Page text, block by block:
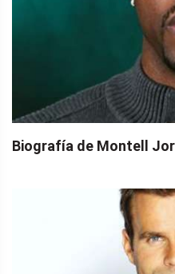
Biografía de Montell